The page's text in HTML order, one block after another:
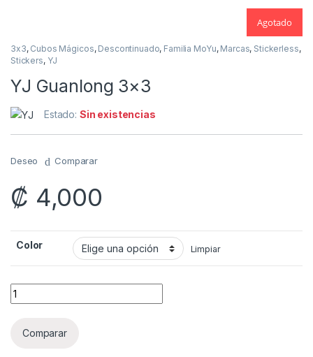
Agotado
3x3, Cubos Mágicos, Descontinuado, Familia MoYu, Marcas, Stickerless,
Stickers, YJ
YJ Guanlong 3×3
Estado: Sin existencias
Deseo Comparar
₡ 4,000
Color Limpiar
YJ Guanlong 3x3 quantity
Comparar